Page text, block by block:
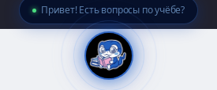
Привет! Есть вопросы по учёбе?